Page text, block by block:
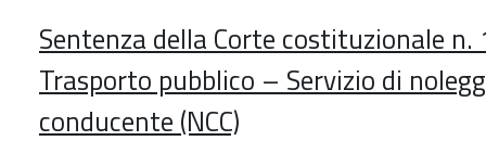
Sentenza della Corte costituzionale
Trasporto pubblico – Servizio di
conducente (NCC)